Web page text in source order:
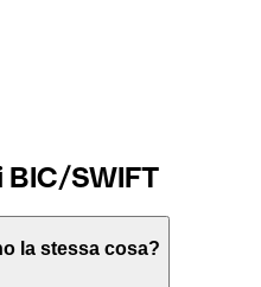
SWIFT
la stessa cosa?